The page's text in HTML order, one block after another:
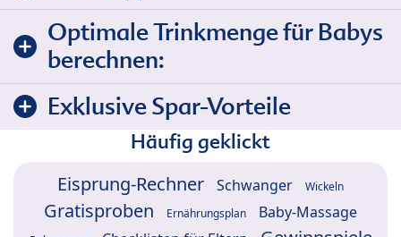
Optimale Trinkmenge für Babys
berechnen:
Exklusive Spar-Vorteile
Häufig geklickt
Eisprung-Rechner Schwanger Wickeln
Gratisproben Ernährungsplan Baby-Massage